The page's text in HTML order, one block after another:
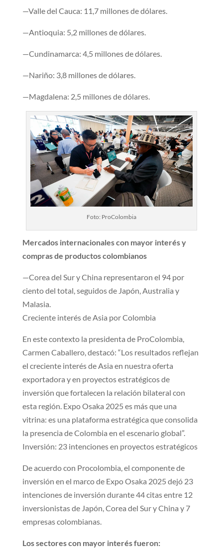
​—Valle del Cauca: 11,7 millones de dólares.
—Antioquia: 5,2 millones de dólares.
—Cundinamarca: 4,5 millones de dólares.
—Nariño: 3,8 millones de dólares.
—Magdalena: 2,5 millones de dólares.
Foto: ProColombia
Merca​dos internacionales con mayor interés y
compras de productos colombianos
​—Corea del Sur y China representaron el 94 por
ciento del total, seguidos de Japón, Australia y
Malasia.
Crecien​te interés de Asia por Colombia
​En este contexto la presidenta de ProColombia,
Carmen Caballero, destacó: “Los resultados reflejan
el creciente interés de Asia en nuestra oferta
exportadora y en proyectos estratégicos de
inversión que fortalecen la relación bilateral con
esta región. Expo Osaka 2025 es más que una
vitrina: es una plataforma estratégica que consolida
la presencia de Colombia en el escenario global”.
Invers​ión: 23 intenciones en proyectos estratégicos
​De acuerdo con Procolombia, el componente de
inversión en el marco de Expo Osaka 2025 dejó 23
intenciones de inversión durante 44 citas entre 12
inversionistas de Japón, Corea del Sur y China y 7
empresas colombianas.
Los sectores con mayor interés fueron: